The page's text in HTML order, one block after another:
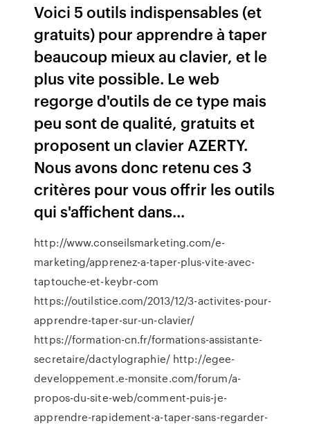
Voici 5 outils indispensables (et
gratuits) pour apprendre à taper
beaucoup mieux au clavier, et le
plus vite possible. Le web
regorge d'outils de ce type mais
peu sont de qualité, gratuits et
proposent un clavier AZERTY.
Nous avons donc retenu ces 3
critères pour vous offrir les outils
qui s'affichent dans...
http://www.conseilsmarketing.com/e-
marketing/apprenez-a-taper-plus-vite-avec-
taptouche-et-keybr-com
https://outilstice.com/2013/12/3-activites-pour-
apprendre-taper-sur-un-clavier/
https://formation-cn.fr/formations-assistante-
secretaire/dactylographie/ http://egee-
developpement.e-monsite.com/forum/a-
propos-du-site-web/comment-puis-je-
apprendre-rapidement-a-taper-sans-regarder-